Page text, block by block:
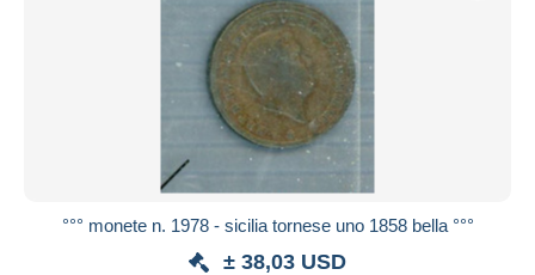
°°° monete n. 1978 - sicilia tornese uno 1858 bella °°°
± 38,03 USD